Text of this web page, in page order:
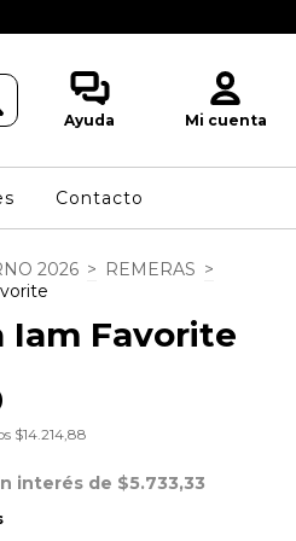
Ayuda Mi cuenta
Contacto
2026 > REMERAS >
Iam Favorite
$14.214,88
interés de $5.733,33